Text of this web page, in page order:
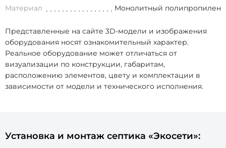
Материал
Монолитный полипропилен
Представленные на сайте 3D-модели и изображения
оборудования носят ознакомительный характер.
Реальное оборудование может отличаться от
визуализации по конструкции, габаритам,
расположению элементов, цвету и комплектации в
зависимости от модели и технического исполнения.
Установка и монтаж септика «Экосети»: